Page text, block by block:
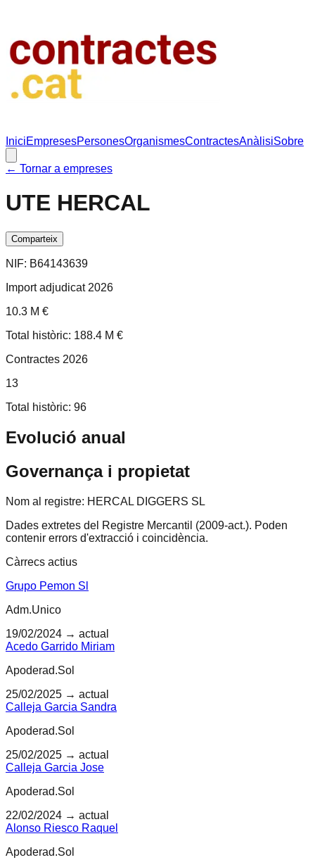
IniciEmpresesPersonesOrganismesContractesAnàlisiSobre
← Tornar a empreses
UTE HERCAL
Comparteix
NIF: B64143639
Import adjudicat 2026
10.3 M €
Total històric: 188.4 M €
Contractes 2026
13
Total històric: 96
Evolució anual
Governança i propietat
Nom al registre: HERCAL DIGGERS SL
Dades extretes del Registre Mercantil (2009-act.). Poden
contenir errors d'extracció i coincidència.
Càrrecs actius
Grupo Pemon Sl
Adm.Unico
19/02/2024 → actual
Acedo Garrido Miriam
Apoderad.Sol
25/02/2025 → actual
Calleja Garcia Sandra
Apoderad.Sol
25/02/2025 → actual
Calleja Garcia Jose
Apoderad.Sol
22/02/2024 → actual
Alonso Riesco Raquel
Apoderad.Sol